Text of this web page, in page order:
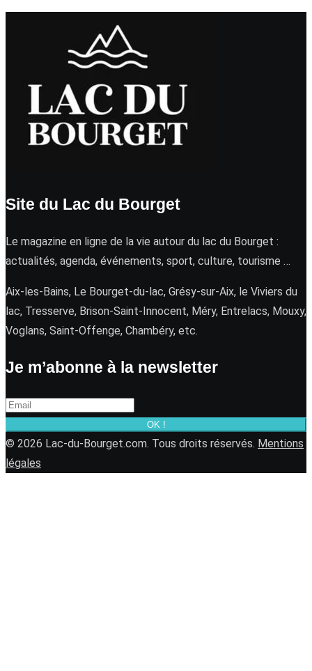
Site du Lac du Bourget
Le magazine en ligne de la vie autour du lac du Bourget :
actualités, agenda, événements, sport, culture, tourisme …
Aix-les-Bains, Le Bourget-du-lac, Grésy-sur-Aix, le Viviers du
lac, Tresserve, Brison-Saint-Innocent, Méry, Entrelacs, Mouxy,
Voglans, Saint-Offenge, Chambéry, etc.
Je m’abonne à la newsletter
OK !
© 2026 Lac-du-Bourget.com. Tous droits réservés. Mentions
légales